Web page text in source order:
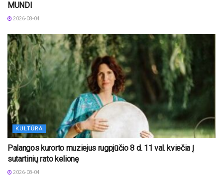
MUNDI
2026-08-04
KULTŪRA
Palangos kurorto muziejus rugpjūčio 8 d. 11 val. kviečia į
sutartinių rato kelionę
2026-08-04